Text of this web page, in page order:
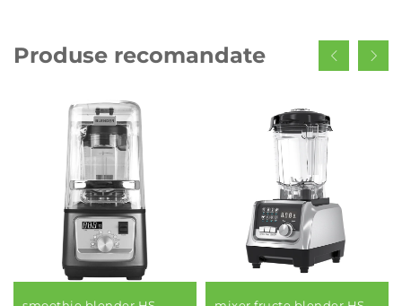
Produse recomandate